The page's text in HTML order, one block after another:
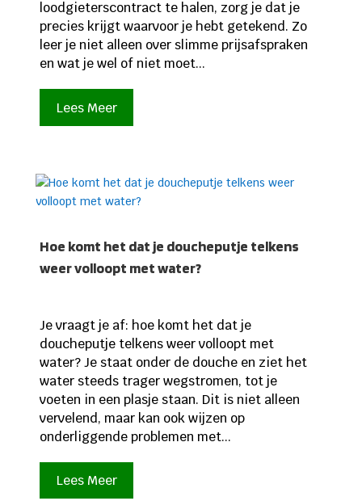
loodgieterscontract te halen, zorg je dat je
precies krijgt waarvoor je hebt getekend. Zo
leer je niet alleen over slimme prijsafspraken
en wat je wel of niet moet...
Lees Meer
Hoe komt het dat je doucheputje telkens
weer volloopt met water?
Je vraagt je af: hoe komt het dat je
doucheputje telkens weer volloopt met
water? Je staat onder de douche en ziet het
water steeds trager wegstromen, tot je
voeten in een plasje staan. Dit is niet alleen
vervelend, maar kan ook wijzen op
onderliggende problemen met...
Lees Meer